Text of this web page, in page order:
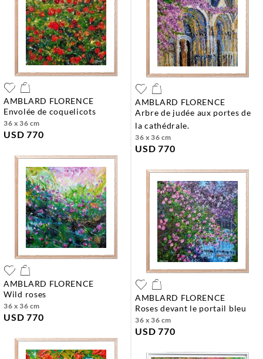
AMBLARD FLORENCE
envolée de coquelicots
36 x 36 cm
USD 770
AMBLARD FLORENCE
arbre de judée aux portes de
la cathédrale.
36 x 36 cm
USD 770
AMBLARD FLORENCE
wild roses
36 x 36 cm
USD 770
AMBLARD FLORENCE
roses devant le portail bleu
36 x 36 cm
USD 770